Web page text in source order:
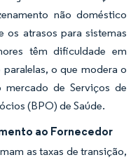
não doméstico
os atrasos para sistemas
têm dificuldade em
o que modera o
de Serviços de
(BPO) de Saúde.
ao Fornecedor
as taxas de transição,